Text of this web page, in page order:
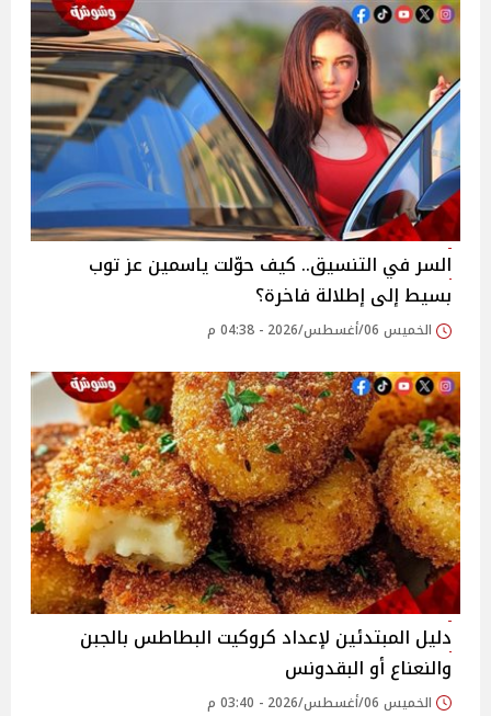
السر في التنسيق.. كيف حوّلت ياسمين عز توب
بسيط إلى إطلالة فاخرة؟
الخميس 06/أغسطس/2026 - 04:38 م
دليل المبتدئين لإعداد كروكيت البطاطس بالجبن
والنعناع أو البقدونس
الخميس 06/أغسطس/2026 - 03:40 م